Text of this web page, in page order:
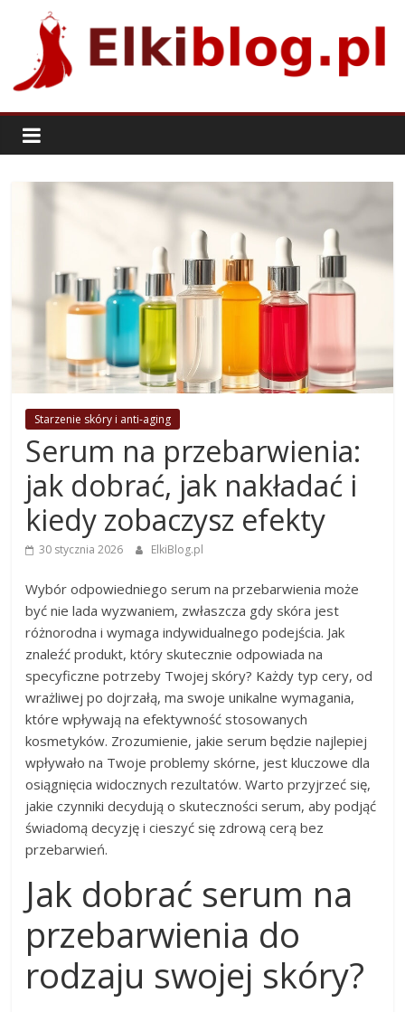
content
ElkiBlog.pl
Starzenie skóry i anti-aging
Serum na przebarwienia:
jak dobrać, jak nakładać i
kiedy zobaczysz efekty
30 stycznia 2026 ElkiBlog.pl
Wybór odpowiedniego serum na przebarwienia może
być nie lada wyzwaniem, zwłaszcza gdy skóra jest
różnorodna i wymaga indywidualnego podejścia. Jak
znaleźć produkt, który skutecznie odpowiada na
specyficzne potrzeby Twojej skóry? Każdy typ cery, od
wrażliwej po dojrzałą, ma swoje unikalne wymagania,
które wpływają na efektywność stosowanych
kosmetyków. Zrozumienie, jakie serum będzie najlepiej
wpływało na Twoje problemy skórne, jest kluczowe dla
osiągnięcia widocznych rezultatów. Warto przyjrzeć się,
jakie czynniki decydują o skuteczności serum, aby podjąć
świadomą decyzję i cieszyć się zdrową cerą bez
przebarwień.
Jak dobrać serum na
przebarwienia do
rodzaju swojej skóry?